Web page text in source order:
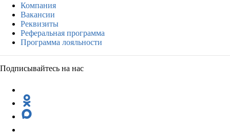
Компания
Вакансии
Реквизиты
Реферальная программа
Программа лояльности
Подписывайтесь на нас